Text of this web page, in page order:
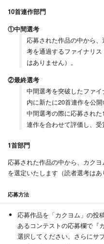
10首連作部門
①中間選考
応募された作品の中から
考を通過するファイナリ
はありません）。
②最終選考
中間選考を突破したファ
内に新たに20首連作を公
中間選考の際に応募され
連作を合わせて評価し、受
1首部門
応募された作品の中から、カク
を選定いたします（読者選考はあ
応募方法
応募作品を「カクヨム」の投
あるコンテストの応募欄で『
選択してください。さらにサ